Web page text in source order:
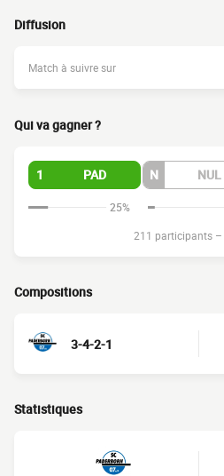
Diffusion
Match à suivre sur
Qui va gagner ?
1 PAD N NUL
25%
211 participants –
Compositions
3-4-2-1
Statistiques